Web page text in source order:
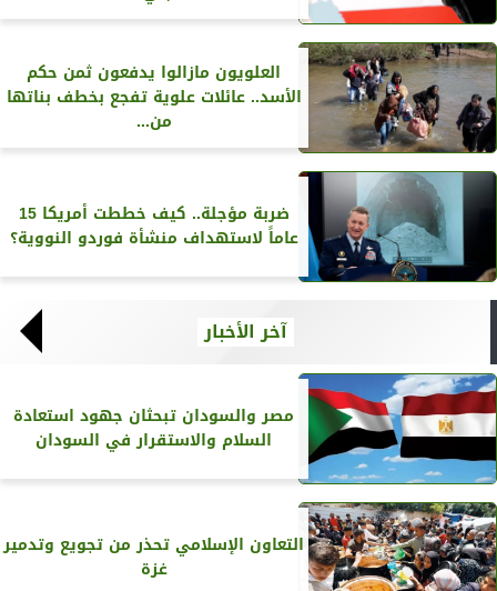
العلويون مازالوا يدفعون ثمن حكم
الأسد.. عائلات علوية تفجع بخطف بناتها
من...
ضربة مؤجلة.. كيف خططت أمريكا 15
عاماً لاستهداف منشأة فوردو النووية؟
آخر الأخبار
مصر والسودان تبحثان جهود استعادة
السلام والاستقرار في السودان
التعاون الإسلامي تحذر من تجويع وتدمير
غزة